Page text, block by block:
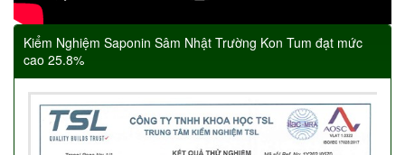
Kiểm Nghiệm Saponin Sâm Nhật Trường Kon Tum đạt mức
cao 25.8%